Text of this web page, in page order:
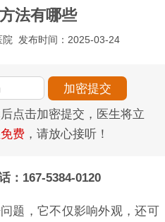
法有哪些
院 发布时间：2025-03-24
点击加密提交，医生将立
费 ，请放心接听！
：167-5384-0120
题，它不仅影响外观，还可